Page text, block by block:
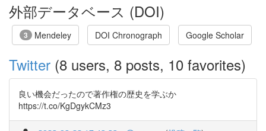
外部データベース (DOI)
3 Mendeley DOI Chronograph Google Scholar
Twitter (8 users, 8 posts, 10 favorites)
良い機会だったので著作権の歴史を学ぶか
https://t.co/KgDgykCMz3